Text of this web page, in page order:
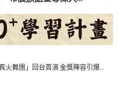
回台首演 金獎陣容引爆雲林2500人淚讚